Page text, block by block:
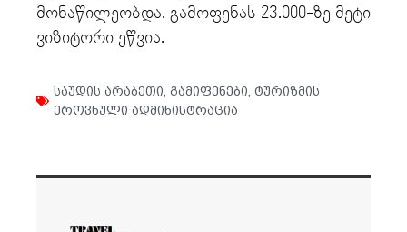
მონაწილეობდა. გამოფენას 23.000-ზე მეტი
ვიზიტორი ეწვია.
საუდის არაბეთი გამიფენები ტურიზმის
ეროვნული ადმინისტრაცია